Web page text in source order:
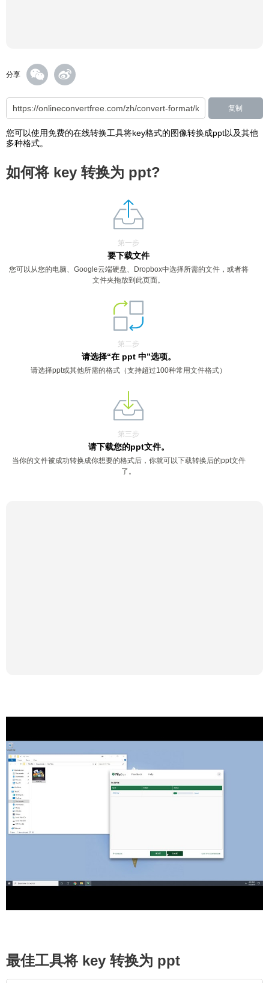
分享
复制
您可以使用免费的在线转换工具将key格式的图像转换成ppt以及其他
多种格式。
如何将 key 转换为 ppt?
第一步
要下载文件
您可以从您的电脑、Google云端硬盘、Dropbox中选择所需的文件，或者将
文件夹拖放到此页面。
第二步
请选择“在 ppt 中”选项。
请选择ppt或其他所需的格式（支持超过100种常用文件格式）
第三步
请下载您的ppt文件。
当你的文件被成功转换成你想要的格式后，你就可以下载转换后的ppt文件
了。
最佳工具将 key 转换为 ppt